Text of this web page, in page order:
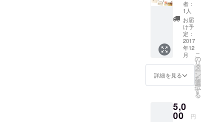
す。 ----
-----------
-----------
-----------
-----------
---- 各商
品の大
きな画
像は
トップ
さい。
クの
2way仕
様。 ※
写真は
イメー
ジで絵
柄の大
きさや
位置は
多少異
す。 ③
缶バッ
【E】
セット
①手書
きお礼
状 ②
トート
バック
（S）
W30×H
20×D10
cm
コット
ン生地
者：
1人
お届
け予
定：
2017
年12
月
詳細を見る
こ
の
リ
タ
ー
ン
を
選
択
す
る
5,0
00 円